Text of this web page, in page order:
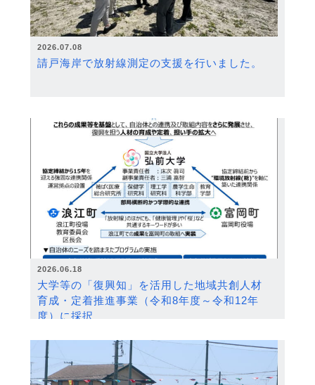
2026.07.08
請戸海岸で放射線測定の支援を行いました。
2026.06.18
大学等の「復興知」を活用した地域共創人材
育成・定着推進事業（令和8年度～令和12年
度）に採択